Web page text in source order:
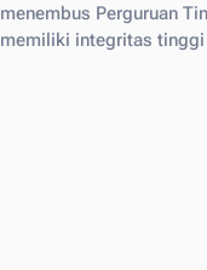
menembus Perguruan
memiliki integritas tinggi